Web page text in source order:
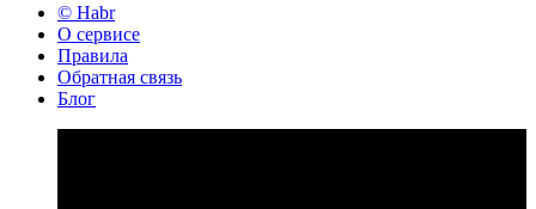
© Habr
О сервисе
Правила
Обратная связь
Блог